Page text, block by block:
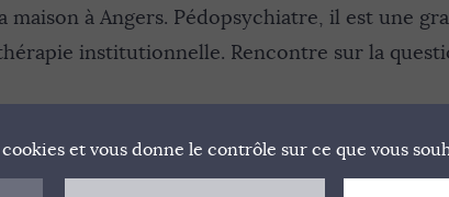
maison à Angers. Pédopsychiatre, il est une
institutionnelle. Rencontre sur la
et vous donne le contrôle sur ce que vous